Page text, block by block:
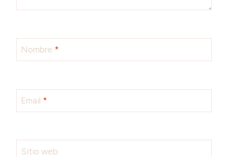
Nombre *
Email *
Sitio web